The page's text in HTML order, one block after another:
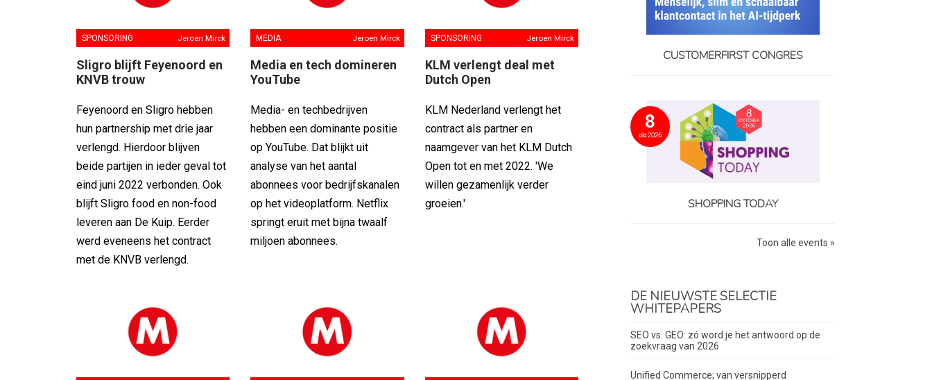
SPONSORING Jeroen Mirck
Sligro blijft Feyenoord en
KNVB trouw
Feyenoord en Sligro hebben
hun partnership met drie jaar
verlengd. Hierdoor blijven
beide partijen in ieder geval tot
eind juni 2022 verbonden. Ook
blijft Sligro food en non-food
leveren aan De Kuip. Eerder
werd eveneens het contract
met de KNVB verlengd.
MEDIA Jeroen Mirck
Media en tech domineren
YouTube
Media- en techbedrijven
hebben een dominante positie
op YouTube. Dat blijkt uit
analyse van het aantal
abonnees voor bedrijfskanalen
op het videoplatform. Netflix
springt eruit met bijna twaalf
miljoen abonnees.
SPONSORING Jeroen Mirck
KLM verlengt deal met
Dutch Open
KLM Nederland verlengt het
contract als partner en
naamgever van het KLM Dutch
Open tot en met 2022. 'We
willen gezamenlijk verder
groeien.'
CUSTOMERFIRST CONGRES
8
okt 2026
SHOPPING TODAY
Toon alle events »
DE NIEUWSTE SELECTIE
WHITEPAPERS
SEO vs. GEO: zó word je het antwoord op de
zoekvraag van 2026
Unified Commerce; van versnipperd